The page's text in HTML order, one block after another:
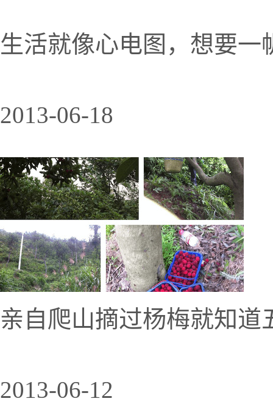
生活就像心电图，想要一
2013-06-18
亲自爬山摘过杨梅就知
2013-06-12